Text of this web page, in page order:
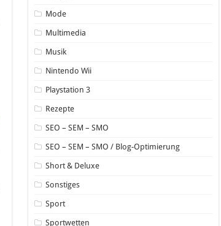
Mode
Multimedia
Musik
Nintendo Wii
Playstation 3
Rezepte
SEO – SEM – SMO
SEO – SEM – SMO / Blog-Optimierung
Short & Deluxe
Sonstiges
Sport
Sportwetten